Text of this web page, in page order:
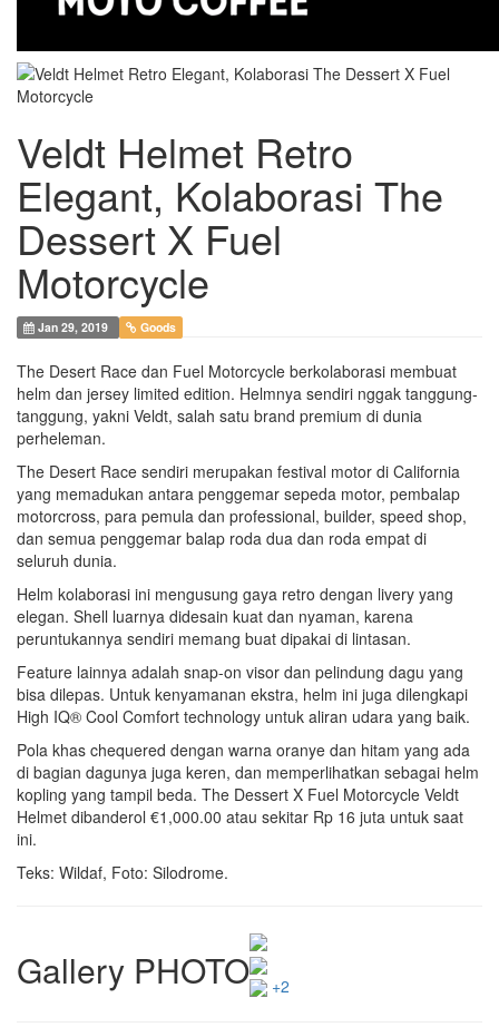
Veldt Helmet Retro
Elegant, Kolaborasi The
Dessert X Fuel
Motorcycle
Jan 29, 2019 Goods
The Desert Race dan Fuel Motorcycle berkolaborasi membuat
helm dan jersey limited edition. Helmnya sendiri nggak tanggung-
tanggung, yakni Veldt, salah satu brand premium di dunia
perheleman.
The Desert Race sendiri merupakan festival motor di California
yang memadukan antara penggemar sepeda motor, pembalap
motorcross, para pemula dan professional, builder, speed shop,
dan semua penggemar balap roda dua dan roda empat di
seluruh dunia.
Helm kolaborasi ini mengusung gaya retro dengan livery yang
elegan. Shell luarnya didesain kuat dan nyaman, karena
peruntukannya sendiri memang buat dipakai di lintasan.
Feature lainnya adalah snap-on visor dan pelindung dagu yang
bisa dilepas. Untuk kenyamanan ekstra, helm ini juga dilengkapi
High IQ® Cool Comfort technology untuk aliran udara yang baik.
Pola khas chequered dengan warna oranye dan hitam yang ada
di bagian dagunya juga keren, dan memperlihatkan sebagai helm
kopling yang tampil beda. The Dessert X Fuel Motorcycle Veldt
Helmet dibanderol €1,000.00 atau sekitar Rp 16 juta untuk saat
ini.
Teks: Wildaf, Foto: Silodrome.
Gallery PHOTO +2